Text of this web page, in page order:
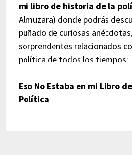
mi libro de historia de la
Almuzara) donde podrás
puñado de curiosas
sorprendentes relacionados
política de todos los tiempos:
Eso No Estaba en mi Libro
Política